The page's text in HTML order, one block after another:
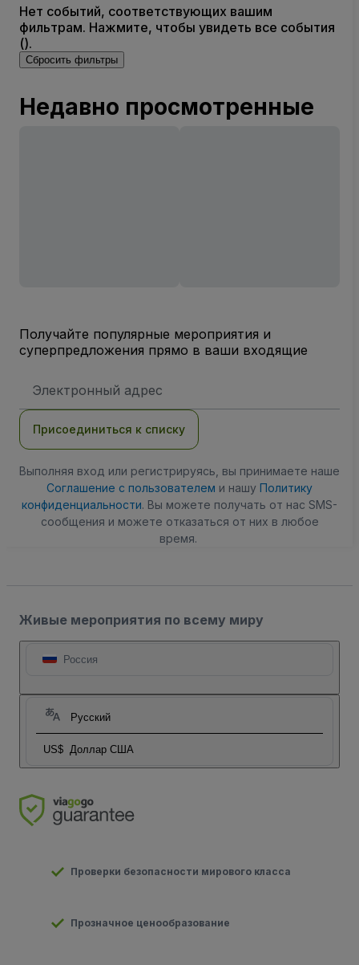
Нет событий, соответствующих вашим
фильтрам. Нажмите, чтобы увидеть все события
().
Сбросить фильтры
Недавно просмотренные
Получайте популярные мероприятия и
суперпредложения прямо в ваши входящие
электронной
Присоединиться к списку
Выполняя вход или регистрируясь, вы принимаете наше
Соглашение с пользователем и нашу Политику
конфиденциальности. Вы можете получать от нас SMS-
сообщения и можете отказаться от них в любое
время.
Живые мероприятия по всему миру
Россия
Русский
US$ Доллар США
Проверки безопасности мирового класса
Прозначное ценообразование